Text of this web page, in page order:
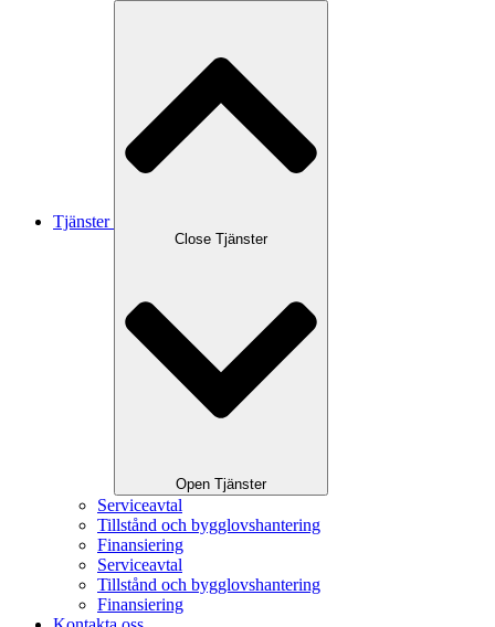
Tjänster
Close Tjänster
Open Tjänster
Serviceavtal
Tillstånd och bygglovshantering
Finansiering
Serviceavtal
Tillstånd och bygglovshantering
Finansiering